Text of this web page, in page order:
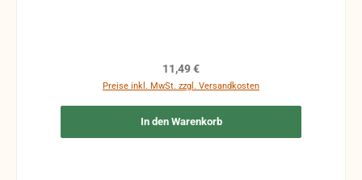
Regulärer Preis:
11,49 €
Preise inkl. MwSt. zzgl. Versandkosten
In den Warenkorb